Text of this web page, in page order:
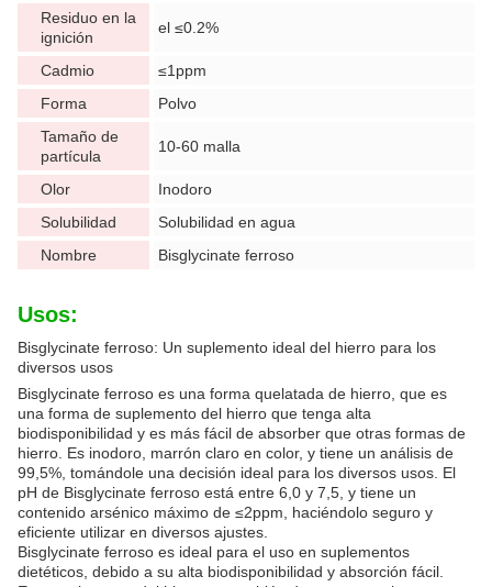
Residuo en la
ignición
el ≤0.2%
Cadmio
≤1ppm
Forma
Polvo
Tamaño de
partícula
10-60 malla
Olor
Inodoro
Solubilidad
Solubilidad en agua
Nombre
Bisglycinate ferroso
Usos:
Bisglycinate ferroso: Un suplemento ideal del hierro para los
diversos usos
Bisglycinate ferroso es una forma quelatada de hierro, que es
una forma de suplemento del hierro que tenga alta
biodisponibilidad y es más fácil de absorber que otras formas de
hierro. Es inodoro, marrón claro en color, y tiene un análisis de
99,5%, tomándole una decisión ideal para los diversos usos. El
pH de Bisglycinate ferroso está entre 6,0 y 7,5, y tiene un
contenido arsénico máximo de ≤2ppm, haciéndolo seguro y
eficiente utilizar en diversos ajustes.
Bisglycinate ferroso es ideal para el uso en suplementos
dietéticos, debido a su alta biodisponibilidad y absorción fácil.